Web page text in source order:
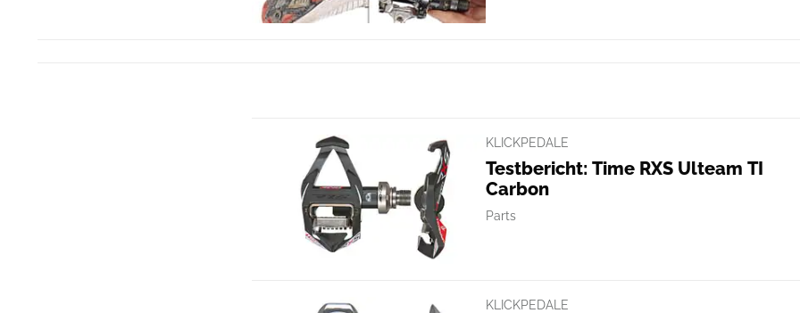
KLICKPEDALE
Testbericht: Time RXS Ulteam TI
Carbon
Parts
KLICKPEDALE